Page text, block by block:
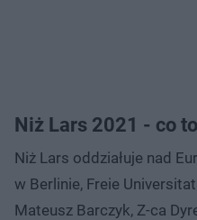
Niż Lars 2021 - co
Niż Lars oddziałuje nad
w Berlinie, Freie
Mateusz Barczyk, Z-ca